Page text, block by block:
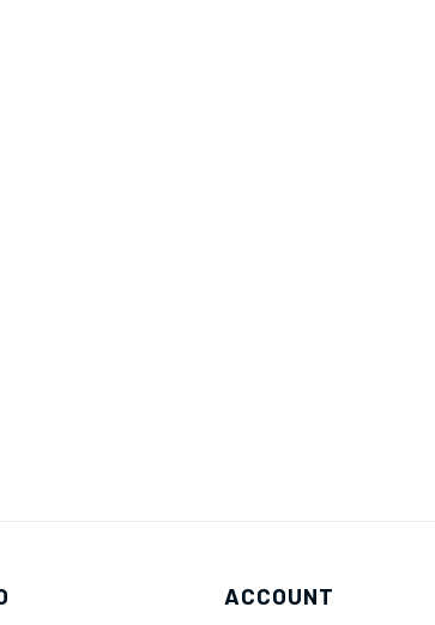
ACCOUNT